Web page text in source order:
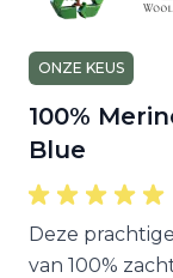
ONZE KEUS
100%
Blue
Deze
van 100%